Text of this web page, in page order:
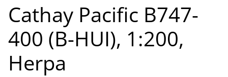
Cathay Pacific B747-
400 (B-HUI), 1:200,
Herpa